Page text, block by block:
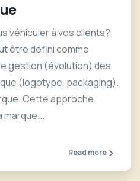
véhiculer à vos clients?
être défini comme
gestion (évolution) des
(logotype, packaging).
Cette approche
marque...
Read more